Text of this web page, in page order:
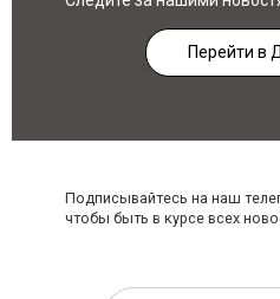
Перейти в
Подписывайтесь на наш
чтобы быть в курсе всех